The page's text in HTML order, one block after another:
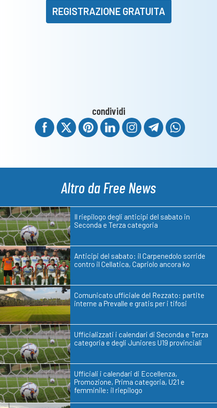
REGISTRAZIONE GRATUITA
condividi
Altro da Free News
Il riepilogo degli anticipi del sabato in
Seconda e Terza categoria
Anticipi del sabato: il Carpenedolo sorride
contro il Cellatica, Capriolo ancora ko
Comunicato ufficiale del Rezzato: partite
interne a Prevalle e gratis per i tifosi
Ufficializzati i calendari di Seconda e Terza
categoria e degli Juniores U19 provinciali
Ufficiali i calendari di Eccellenza,
Promozione, Prima categoria, U21 e
femminile: il riepilogo